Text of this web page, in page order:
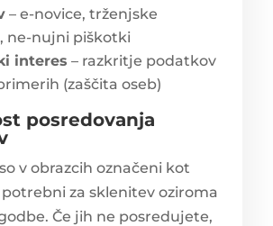
– e-novice, trženjske
ne-nujni piškotki
interes – razkritje podatkov
(zaščita oseb)
posredovanja
v obrazcih označeni kot
potrebni za sklenitev oziroma
Če jih ne posredujete,